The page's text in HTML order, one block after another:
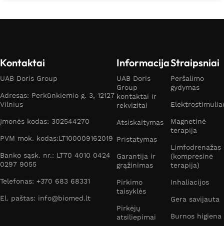
Kontaktai
UAB Doris Group
Adresas: Perkūnkiemio g. 3, 12127
Vilnius
Įmonės kodas: 302544270
PVM mok. kodas:LT100009162019
Banko sąsk. nr.: LT70 4010 0424
0297 9055
Telefonas: +370 683 68331
El. paštas: info@biomed.lt
Informacija
UAB Doris
Group
kontaktai ir
rekvizitai
Atsiskaitymas
Pristatymas
Garantija ir
grąžinimas
Pirkimo
taisyklės
Pirkėjų
atsiliepimai
Straipsniai
Peršalimo
gydymas
Magnetinė
terapija
Limfodrenažas
(kompresinė
terapija)
Inhaliacijos
Gera savijauta
Burnos higiena